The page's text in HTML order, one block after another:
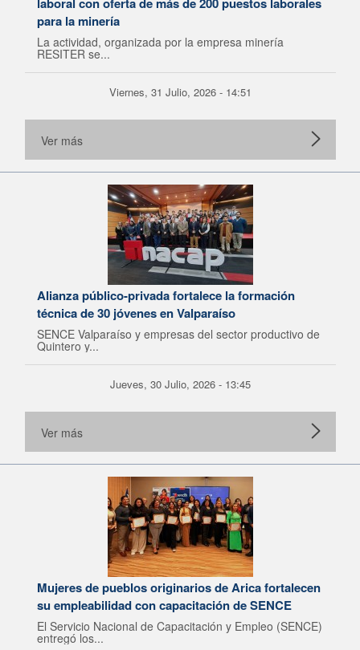
para la minería
La actividad, organizada por la empresa minería
RESITER se...
Viernes, 31 Julio, 2026 - 14:51
Ver más
Alianza público-privada fortalece la formación
técnica de 30 jóvenes en Valparaíso
SENCE Valparaíso y empresas del sector productivo de
Quintero y...
Jueves, 30 Julio, 2026 - 13:45
Ver más
Mujeres de pueblos originarios de Arica fortalecen
su empleabilidad con capacitación de SENCE
El Servicio Nacional de Capacitación y Empleo (SENCE)
entregó los...